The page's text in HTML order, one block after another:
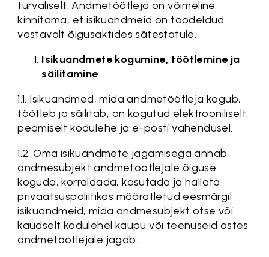
turvaliselt. Andmetöötleja on võimeline
kinnitama, et isikuandmeid on töödeldud
vastavalt õigusaktides sätestatule.
Isikuandmete kogumine, töötlemine ja
säilitamine
1.1. Isikuandmed, mida andmetöötleja kogub,
töötleb ja säilitab, on kogutud elektrooniliselt,
peamiselt kodulehe ja e-posti vahendusel.
1.2. Oma isikuandmete jagamisega annab
andmesubjekt andmetöötlejale õiguse
koguda, korraldada, kasutada ja hallata
privaatsuspoliitikas määratletud eesmärgil
isikuandmeid, mida andmesubjekt otse või
kaudselt kodulehel kaupu või teenuseid ostes
andmetöötlejale jagab.